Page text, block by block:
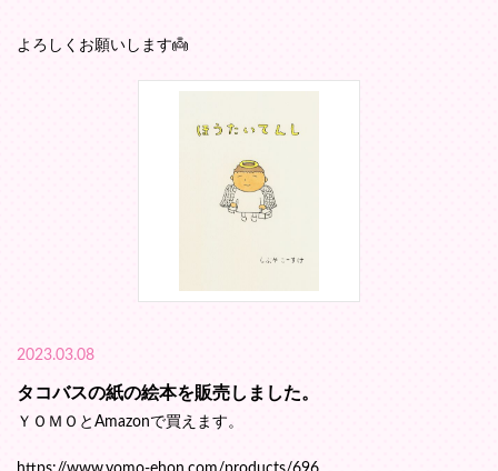
よろしくお願いします👼
2023.03.08
タコバスの紙の絵本を販売しました。
ＹＯＭＯとAmazonで買えます。